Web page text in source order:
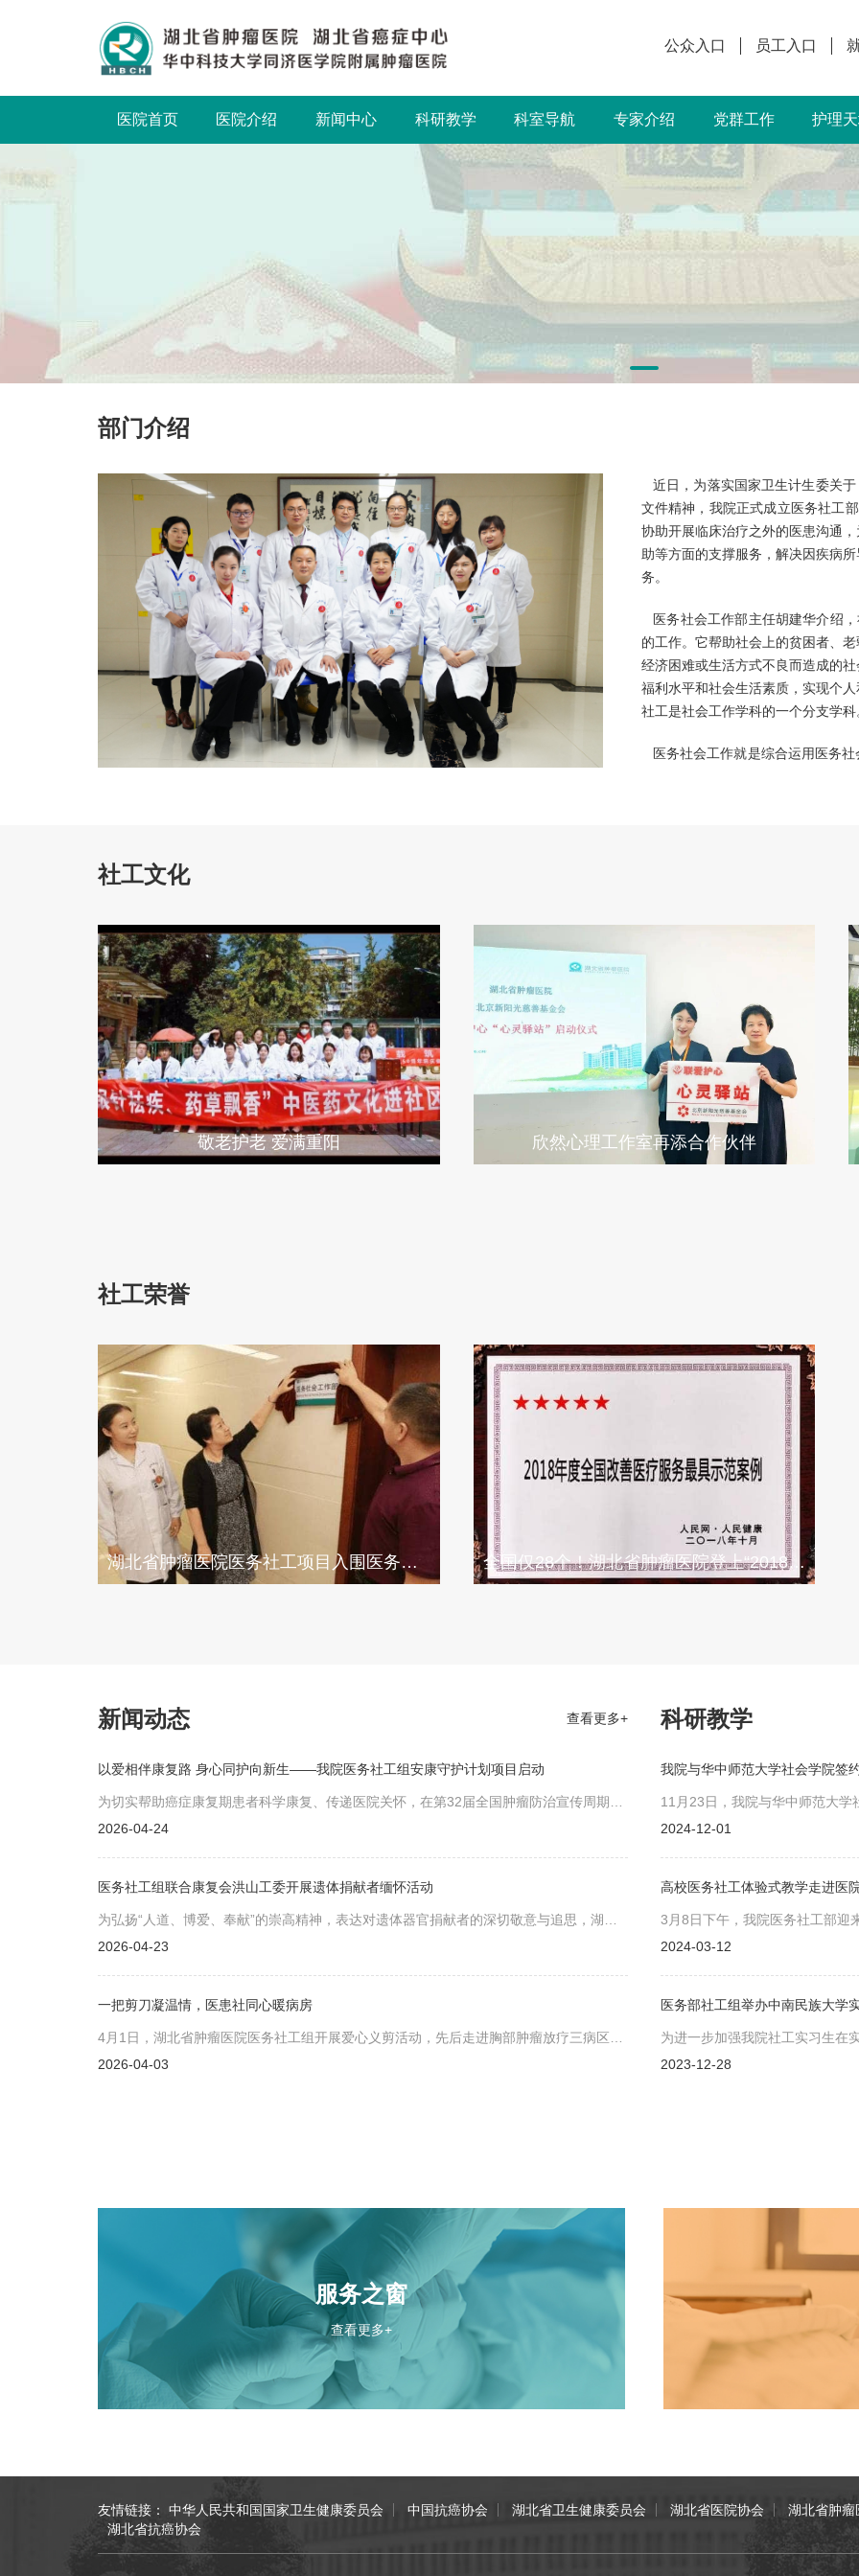
公众入口 员工入口
医院首页 医院介绍 新闻中心 科研教学 科室导航 专家介绍 党群工作 护理
部门介绍
近日，为落实国家卫生计生委关于
文件精神，我院正式成立医务社工
协助开展临床治疗之外的医患沟通
助等方面的支撑服务，解决因疾病
务。
医务社会工作部主任胡建华介绍
的工作。它帮助社会上的贫困者、
经济困难或生活方式不良而造成的
福利水平和社会生活素质，实现个
社工是社会工作学科的一个分支学
医务社会工作就是综合运用医务
社工文化
敬老护老 爱满重阳 欣然心理工作室再添合作伙伴
社工荣誉
湖北省肿瘤医院医务社工项目入围医务社会工作重点项目 全国仅28个！湖北省肿瘤医院登上“2018年度全国改善医疗服务最具示范案例”荣誉榜
新闻动态 查看更多+
以爱相伴康复路 身心同护向新生——我院医务社工组安康守护计划项目启动
为切实帮助癌症康复期患者科学康复、传递医院关怀，在第32届全国肿瘤防治宣传周期
间，我院医务社工组联合武汉癌症康复会洪山工委、欣然心理工作室、临床营养科、中医
式，以专业服务为康复会会员及家属提供支持，助力会员顺利开启康复之旅。
2026-04-24
医务社工组联合康复会洪山工委开展遗体捐献者缅怀活动
为弘扬“人道、博爱、奉献”的崇高精神，表达对遗体器官捐献者的深切敬意与追思，湖北
省肿瘤医院医务社工组联合武汉市癌症康复会洪山工委，于4月17日上午在洪山区石门峰
念活动。
2026-04-23
一把剪刀凝温情，医患社同心暖病房
4月1日，湖北省肿瘤医院医务社工组开展爱心义剪活动，先后走进胸部肿瘤放疗三病区、
胸部肿瘤内科二病区、淋巴瘤等病区，为二十余名住院患者免费理发，以贴心关怀驱散病
2026-04-03
科研教学
我院与华中师范大学社会学院签
11月23日，我院与华中师范大学
地签约仪式在华中师范大学逸夫
2024-12-01
高校医务社工体验式教学走进医
3月8日下午，我院医务社工部迎
彦蓉教授的带领下走进湖北省肿
2024-03-12
医务部社工组举办中南民族大学
为进一步加强我院社工实习生在
效性。12月26日上午，医务部社
2023-12-28
服务之窗
查看更多+
友情链接： 中华人民共和国国家卫生健康委员会 中国抗癌协会 湖北省卫生健康委员会 湖北省医院协会 湖北省肿瘤
湖北省抗癌协会